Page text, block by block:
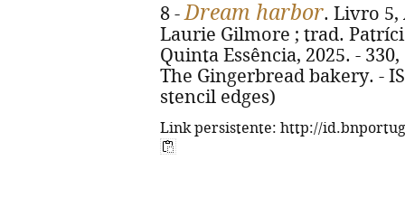
8 -Dream harbor. Livro 5,
Laurie Gilmore ; trad.
Quinta Essência, 2025. -
The Gingerbread bakery. -
stencil edges)
Link persistente: http://